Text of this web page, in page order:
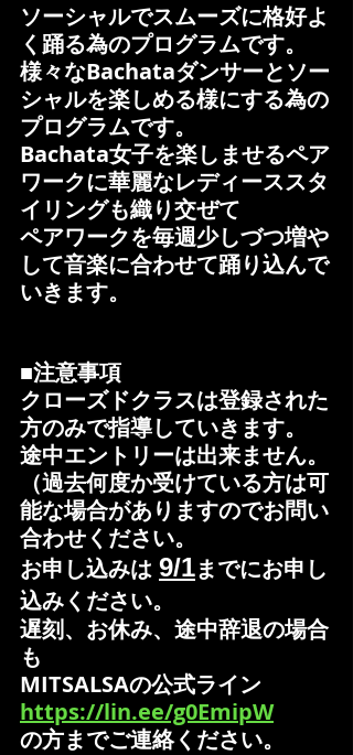
ソーシャルでスムーズに格好よ
く踊る為のプログラムです。
様々なBachataダンサーとソー
シャルを楽しめる様にする為の
プログラムです。
Bachata女子を楽しませるペア
ワークに華麗なレディーススタ
イリングも織り交ぜて
ペアワークを毎週少しづつ増や
して音楽に合わせて踊り込んで
いきます。
■注意事項
クローズドクラスは登録された
方のみで指導していきます。
途中エントリーは出来ません。
（過去何度か受けている方は可
能な場合がありますのでお問い
合わせください。
お申し込みは 9/1までにお申し
込みください。
遅刻、お休み、途中辞退の場合
も
MITSALSAの公式ライン
https://lin.ee/g0EmipW
の方までご連絡ください。